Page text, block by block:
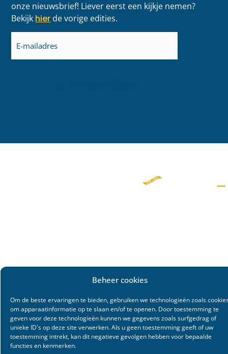
Beheer cookies
Om de beste ervaringen te bieden, gebruiken we technologieën zoals
om apparaatinformatie op te slaan en/of te openen. Door toestemming te
geven voor deze technologieën kunnen we gegevens zoals surfgedrag of
unieke ID's op deze site verwerken. Als u geen toestemming geeft of uw
toestemming intrekt, kan dit negatieve gevolgen hebben voor bepaalde
functies en kenmerken.
onze nieuwsbrief! Liever eerst een kijkje nemen?
Bekijk hier de vorige edities.
E-
mailadres
(Vereist)